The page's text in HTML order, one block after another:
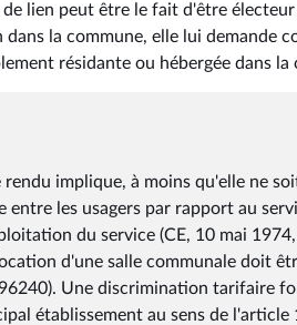
lien peut être le fait d'être
la commune, elle lui demande
résidante ou hébergée dans la
implique, à moins qu'elle ne
les usagers par rapport au
du service (CE, 10 mai
d'une salle communale doit
Une discrimination tarifaire
établissement au sens de